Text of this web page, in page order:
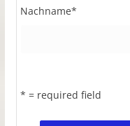
Nachname*
* = required field